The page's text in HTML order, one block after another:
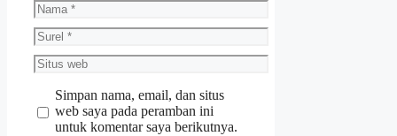
Nama
Surel
Situs
web
Simpan nama, email, dan situs
web saya pada peramban ini
untuk komentar saya berikutnya.